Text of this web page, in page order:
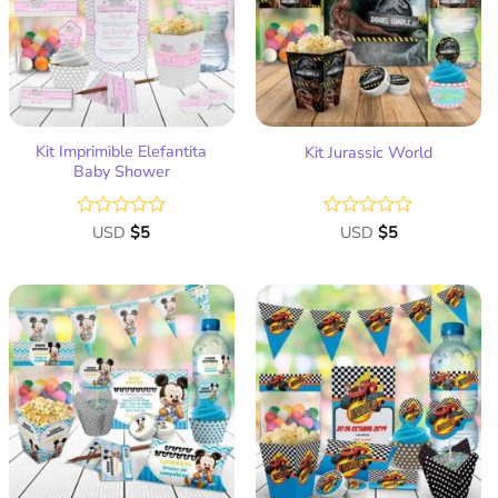
de
deseos
Kit Imprimible Elefantita
Baby Shower
Valorado
de
5
USD$5
de
deseos
Kit Jurassic World
Valorado
de
5
USD $5
Añadir
a la
lista
de
deseos
Añadir
a la
lista
de
deseos